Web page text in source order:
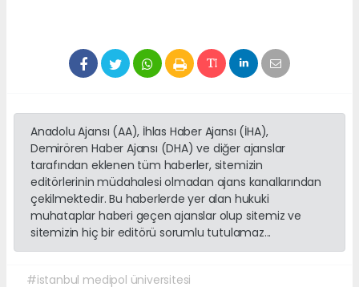
Anadolu Ajansı (AA), İhlas Haber Ajansı (İHA),
Demirören Haber Ajansı (DHA) ve diğer ajanslar
tarafından eklenen tüm haberler, sitemizin
editörlerinin müdahalesi olmadan ajans kanallarından
çekilmektedir. Bu haberlerde yer alan hukuki
muhataplar haberi geçen ajanslar olup sitemiz ve
sitemizin hiç bir editörü sorumlu tutulamaz...
#istanbul medipol üniversitesi